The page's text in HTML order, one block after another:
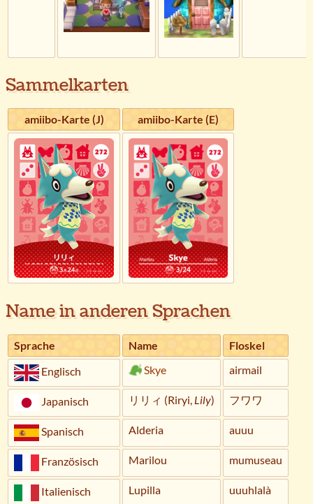
Sammelkarten
amiibo-Karte (J) amiibo-Karte (E)
Name in anderen Sprachen
Sprache Name
Floskel
Englisch
Skye airmail
Japanisch リリィ (Riryi, Lily) フワワ
Spanisch Alderia auuu
Französisch Marilou mumuseau
Italienisch Lupilla uuuhlalà